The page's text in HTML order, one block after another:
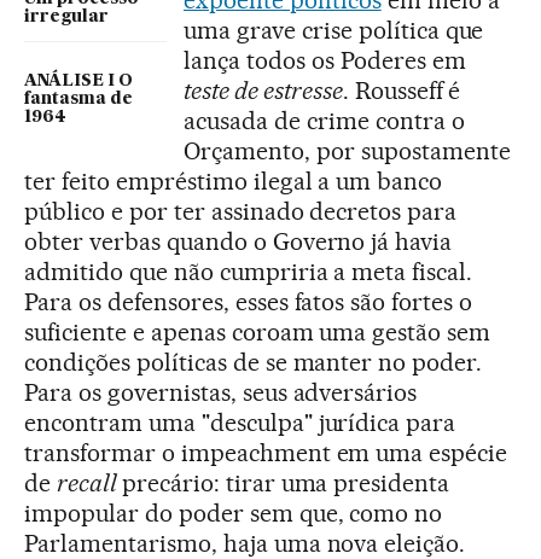
irregular
ANÁLISE I O
fantasma de
1964
uma grave crise política que
lança todos os Poderes em
teste de estresse. Rousseff é
acusada de crime contra o
Orçamento, por supostamente
ter feito empréstimo ilegal a um banco
público e por ter assinado decretos para
obter verbas quando o Governo já havia
admitido que não cumpriria a meta fiscal.
Para os defensores, esses fatos são fortes o
suficiente e apenas coroam uma gestão sem
condições políticas de se manter no poder.
Para os governistas, seus adversários
encontram uma "desculpa" jurídica para
transformar o impeachment em uma espécie
de recallprecário: tirar uma presidenta
impopular do poder sem que, como no
Parlamentarismo, haja uma nova eleição.